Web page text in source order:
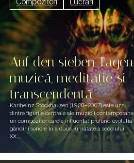
Compozitori Lucrări
Auf den sieben
muzică, meditație și
transcendență
Karlheinz Stockhausen (1928–2007) este una
dintre figurile centrale ale muzicii contemporane,
un compozitor care a influențat profund evoluția
gândirii sonore în a doua jumătate a secolului
XX...